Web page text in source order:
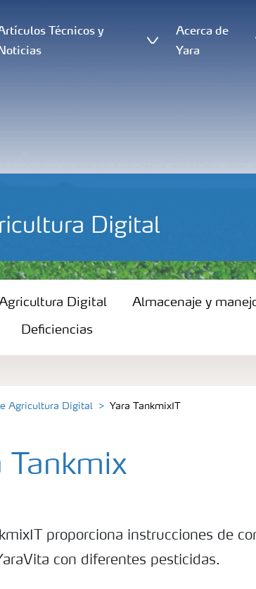
Técnicos y
Acerca de
Yara
Digital
Digital Almacenaje y
Deficiencias
Agricultura Digital Yara TankmixIT
Tankmix
proporciona instrucciones de
con diferentes pesticidas.